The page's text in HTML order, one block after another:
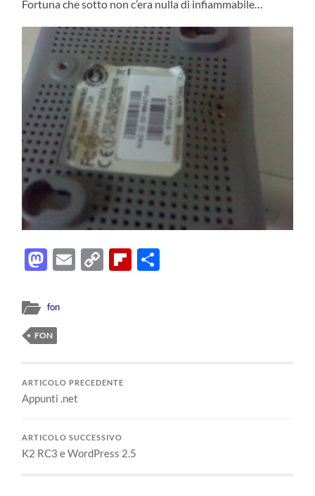
Fortuna che sotto non c’era nulla di infiammabile…
Mastodon
EmailCopyFlipboard
fon
FON
ARTICOLO PRECEDENTE
Appunti .net
ARTICOLO SUCCESSIVO
K2 RC3 e WordPress 2.5